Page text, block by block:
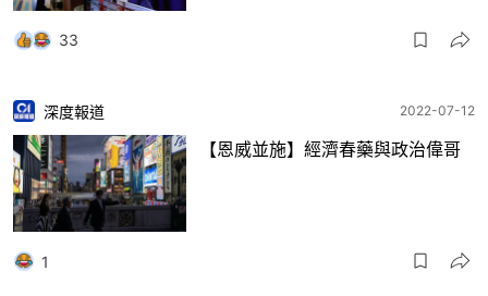
33
深度報道 2022-07-12
【恩威並施】經濟春藥與政治偉哥
1